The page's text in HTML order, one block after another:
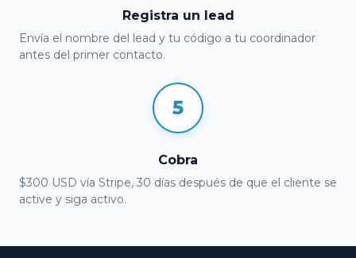
Registra un lead
Envía el nombre del lead y tu código a tu coordinador
antes del primer contacto.
5
Cobra
$300 USD vía Stripe, 30 días después de que el cliente se
active y siga activo.